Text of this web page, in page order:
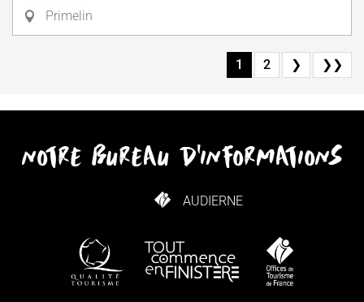
Primelin
1 2 ❯ ❯❯
notre bureau d'informations
AUDIERNE
COMMENT VENIR ?